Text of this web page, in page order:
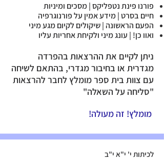
פורנו פינת נטפליקס | מסכים ומיניות
חיים בסרט | מידע אמין על פורנוגרפיה
הפעם הראשונה | שיקולים לקיום מגע מיני
ואוו כן! | עונג מיני ולקיחת אחריות עליו
ניתן לקיים את ההרצאות בהפרדה
מגדרית או בחיבור מגדרי, בהתאם לשיחה
עם צוות בית ספר מומלץ לחבר להרצאות
"סליחה על השאלה"
מומלץ! זה מעולה!
לכיתות י' י"א י"ב